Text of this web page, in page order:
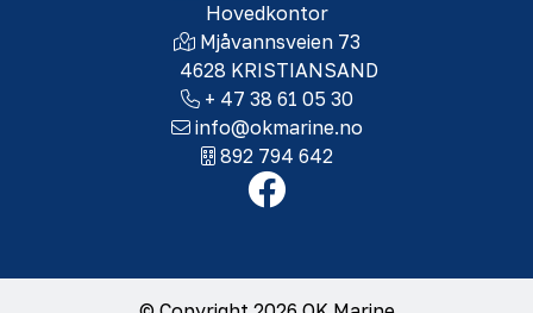
Hovedkontor
Mjåvannsveien 73
4628 KRISTIANSAND
+ 47 38 61 05 30
info@okmarine.no
892 794 642